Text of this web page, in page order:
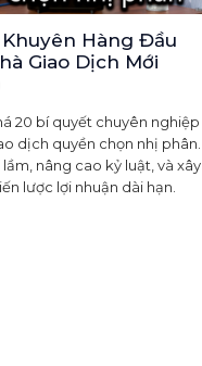
Hàng Đầu
Giao Dịch Mới
20 bí quyết chuyên nghiệp
dịch quyền chọn nhị phân.
lầm, nâng cao kỷ luật, và xây
lược lợi nhuận dài hạn.